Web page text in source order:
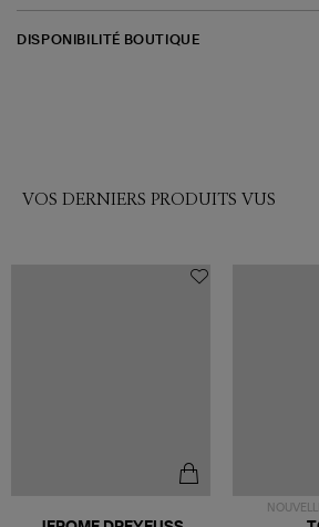
DISPONIBILITÉ BOUTIQUE
VOS DERNIERS PRODUITS VUS